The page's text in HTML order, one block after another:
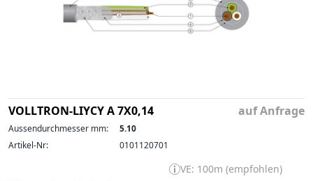
VOLLTRON-LIYCY A 7X0,14 auf Anfrage
Aussendurchmesser mm:
5.10
Artikel-Nr:
0101120701
VE: 100m (empfohlen)